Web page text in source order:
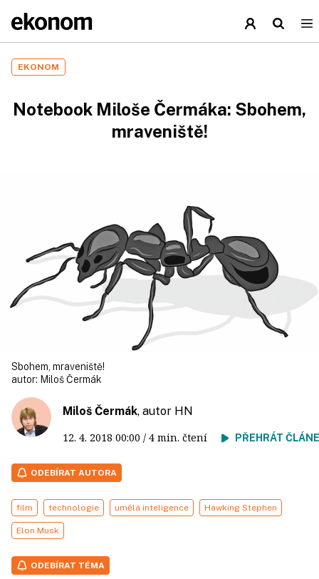
EKONOM
Notebook Miloše Čermáka: Sbohem,
mraveniště!
Sbohem, mraveniště!
autor: Miloš Čermák
Miloš Čermák, autor HN
12. 4. 2018 00:00 / 4 min. čtení PŘEHRÁT
ODEBÍRAT AUTORA
film technologie umělá inteligence Hawking Stephen
Elon Musk
ODEBÍRAT TÉMA